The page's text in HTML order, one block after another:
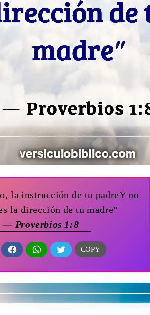
la instrucción de tu padreY no
la dirección de tu madre”
— Proverbios 1:8